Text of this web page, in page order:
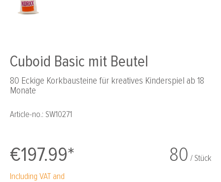
Cuboid Basic mit Beutel
80 Eckige Korkbausteine für kreatives Kinderspiel ab 18
Monate
Article-no.: SW10271
€197.99* 80 / Stück
Including VAT and